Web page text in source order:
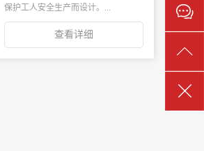
保护工人安全生产而设计。...
查看详细